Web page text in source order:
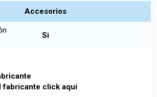
Accesorios
Si
fabricante click aquí